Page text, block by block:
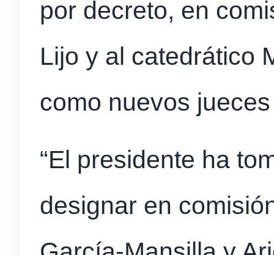
por decreto, en
Lijo y al catedrático
como nuevos
“El presidente ha
designar en